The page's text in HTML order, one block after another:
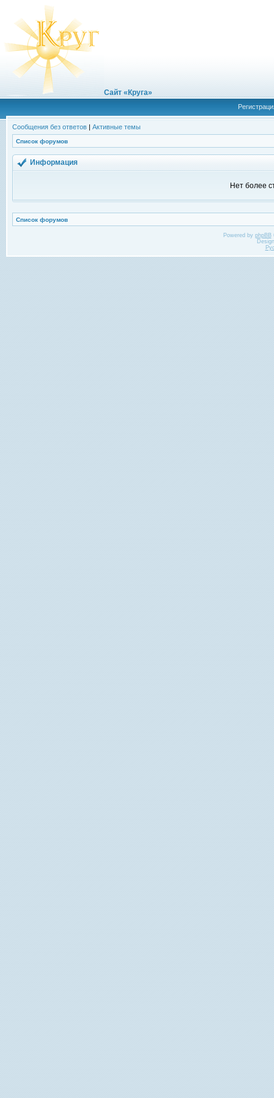
Сайт «Круга»
Сообщения без ответов | Активные темы
Список форумов
Информация
Нет более
Список форумов
Powered by phpBB